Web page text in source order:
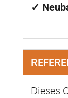
✓
Dieses